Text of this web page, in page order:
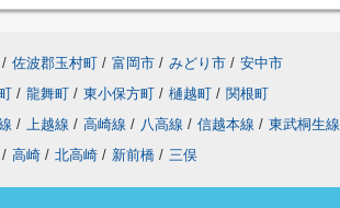
/ 佐波郡玉村町 / 富岡市 / みどり市 / 安中市
/ 龍舞町 / 東小保方町 / 樋越町 / 関根町
/ 上越線 / 高崎線 / 八高線 / 信越本線 / 東武桐生線
/ 高崎 / 北高崎 / 新前橋 / 三俣